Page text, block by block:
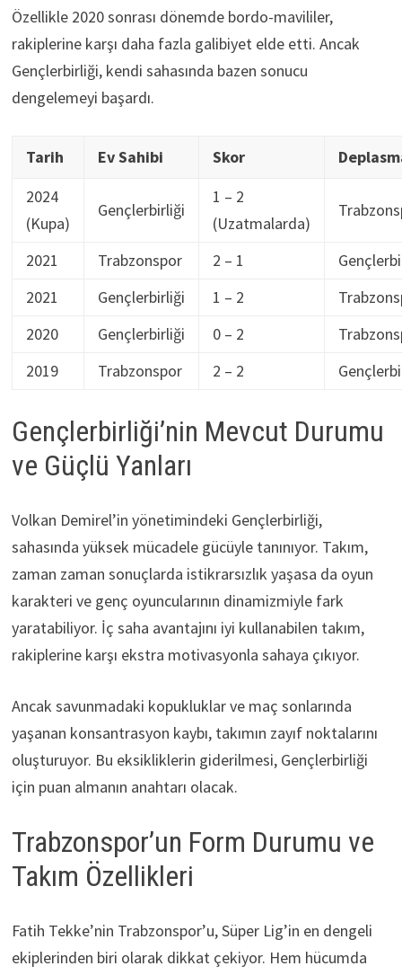
Özellikle 2020 sonrası dönemde bordo-mavililer,
rakiplerine karşı daha fazla galibiyet elde etti. Ancak
Gençlerbirliği, kendi sahasında bazen sonucu
dengelemeyi başardı.
Tarih Ev Sahibi Skor
2024
(Kupa)
Gençlerbirliği
1 – 2
(Uzatmalarda)
2021 Trabzonspor 2 – 1
2021
Gençlerbirliği 1 – 2
2020
Gençlerbirliği 0 – 2
2019
Trabzonspor 2 – 2
Gençlerbirliği’nin Mevcut Durumu
ve Güçlü Yanları
Volkan Demirel’in yönetimindeki Gençlerbirliği,
sahasında yüksek mücadele gücüyle tanınıyor. Takım,
zaman zaman sonuçlarda istikrarsızlık yaşasa da oyun
karakteri ve genç oyuncularının dinamizmiyle fark
yaratabiliyor. İç saha avantajını iyi kullanabilen takım,
rakiplerine karşı ekstra motivasyonla sahaya çıkıyor.
Ancak savunmadaki kopukluklar ve maç sonlarında
yaşanan konsantrasyon kaybı, takımın zayıf noktalarını
oluşturuyor. Bu eksikliklerin giderilmesi, Gençlerbirliği
için puan almanın anahtarı olacak.
Trabzonspor’un Form Durumu ve
Takım Özellikleri
Fatih Tekke’nin Trabzonspor’u, Süper Lig’in en dengeli
ekiplerinden biri olarak dikkat çekiyor. Hem hücumda